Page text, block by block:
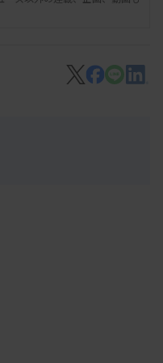
記載した。具体的に
ないか▽特に、療法
期待しており詳細に
れる懸念があるた
た柔軟な体制を検討